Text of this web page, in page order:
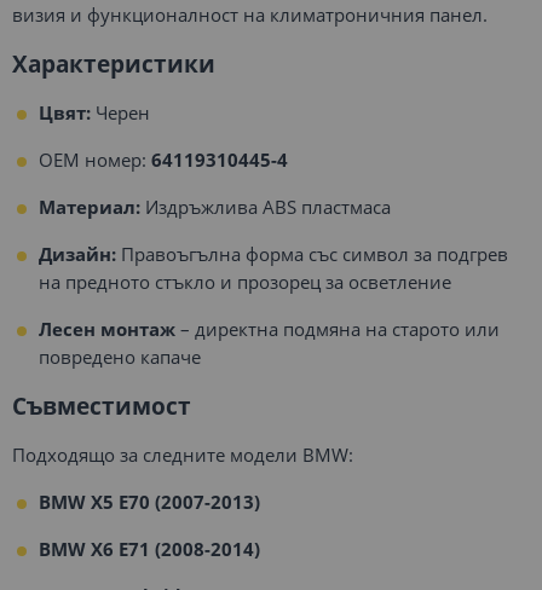
визия и функционалност на климатроничния панел.
Характеристики
Цвят: Черен
OEM номер: 64119310445-4
Материал: Издръжлива ABS пластмаса
Дизайн: Правоъгълна форма със символ за подгрев
на предното стъкло и прозорец за осветление
Лесен монтаж – директна подмяна на старото или
повредено капаче
Съвместимост
Подходящо за следните модели BMW:
BMW X5 E70 (2007-2013)
BMW X6 E71 (2008-2014)